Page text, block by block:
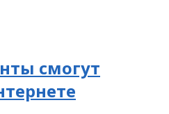
смогут